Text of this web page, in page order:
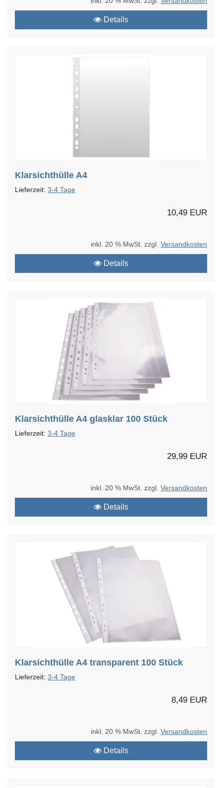
Details
Klarsichthülle A4
Lieferzeit: 3-4 Tage
10,49 EUR
inkl. 20 % MwSt. zzgl. Versandkosten
Details
Klarsichthülle A4 glasklar 100 Stück
Lieferzeit: 3-4 Tage
29,99 EUR
inkl. 20 % MwSt. zzgl. Versandkosten
Details
Klarsichthülle A4 transparent 100 Stück
Lieferzeit: 3-4 Tage
8,49 EUR
inkl. 20 % MwSt. zzgl. Versandkosten
Details